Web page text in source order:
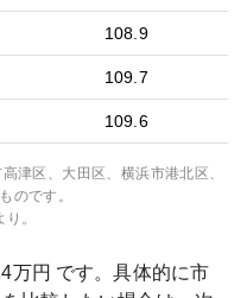
108.9
109.7
109.6
津区、大田区、横浜市港北区、
のです。
。
万円 です。具体的に市